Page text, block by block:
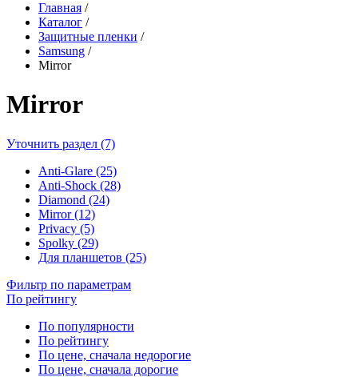
Главная /
Каталог /
Защитные пленки /
Samsung /
Mirror
Mirror
Уточнить раздел (7)
Anti-Glare (25)
Anti-Shock (28)
Diamond (24)
Mirror (12)
Privacy (5)
Spolky (29)
Для планшетов (25)
Фильтр по параметрам
По рейтингу
По популярности
По рейтингу
По цене, сначала недорогие
По цене, сначала дорогие